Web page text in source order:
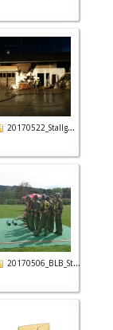
20170522_Stallg...
20170506_BLB_St...